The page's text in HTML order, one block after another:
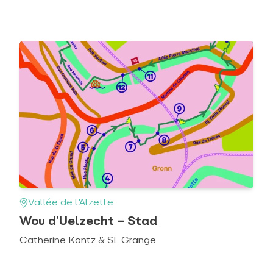
Vallée de l'Alzette
Wou d’Uelzecht – Stad
Catherine Kontz & SL Grange